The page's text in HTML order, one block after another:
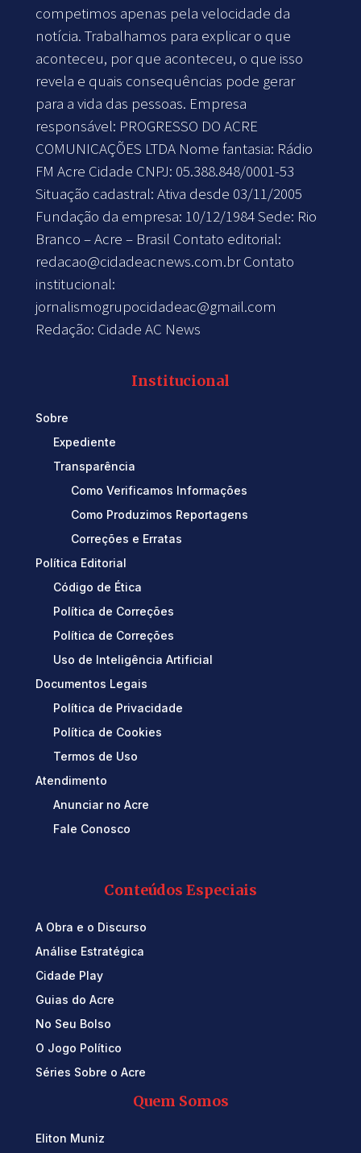
competimos apenas pela velocidade da
notícia. Trabalhamos para explicar o que
aconteceu, por que aconteceu, o que isso
revela e quais consequências pode gerar
para a vida das pessoas. Empresa
responsável: PROGRESSO DO ACRE
COMUNICAÇÕES LTDA Nome fantasia: Rádio
FM Acre Cidade CNPJ: 05.388.848/0001-53
Situação cadastral: Ativa desde 03/11/2005
Fundação da empresa: 10/12/1984 Sede: Rio
Branco – Acre – Brasil Contato editorial:
redacao@cidadeacnews.com.brContato
institucional:
jornalismogrupocidadeac@gmail.com
Redação: Cidade AC News
Institucional
Sobre
Expediente
Transparência
Como Verificamos Informações
Como Produzimos Reportagens
Correções e Erratas
Política Editorial
Código de Ética
Política de Correções
Política de Correções
Uso de Inteligência Artificial
Documentos Legais
Política de Privacidade
Política de Cookies
Termos de Uso
Atendimento
Anunciar no Acre
Fale Conosco
Conteúdos Especiais
A Obra e o Discurso
Análise Estratégica
Cidade Play
Guias do Acre
No Seu Bolso
O Jogo Político
Séries Sobre o Acre
Quem Somos
Eliton Muniz